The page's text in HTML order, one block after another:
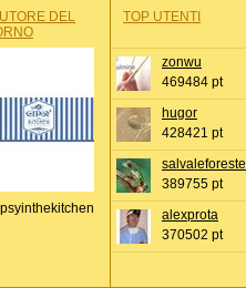
DEL
TOP UTENTI
zonwu
469484 pt
hugor
428421 pt
salvaleforeste
389755 pt
alexprota
370502 pt